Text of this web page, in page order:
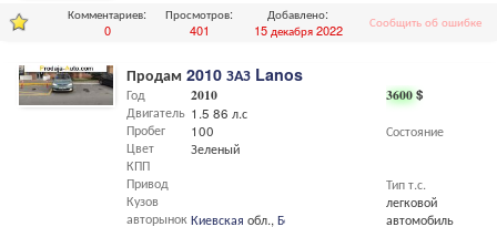
Комментариев:
0
Просмотров:
401
Добавлено:
15 декабря 2022
Сообщить об ошибке
Продам 2010 ЗАЗ Lanos
3600$
Состояние
Тип т.с.
легковой
автомобиль
Год
Двигатель
Пробег
Цвет
КПП
Привод
Кузов
авторынок
2010
1.5 86 л.с
100
Зеленый
Киевская обл.,Боярка